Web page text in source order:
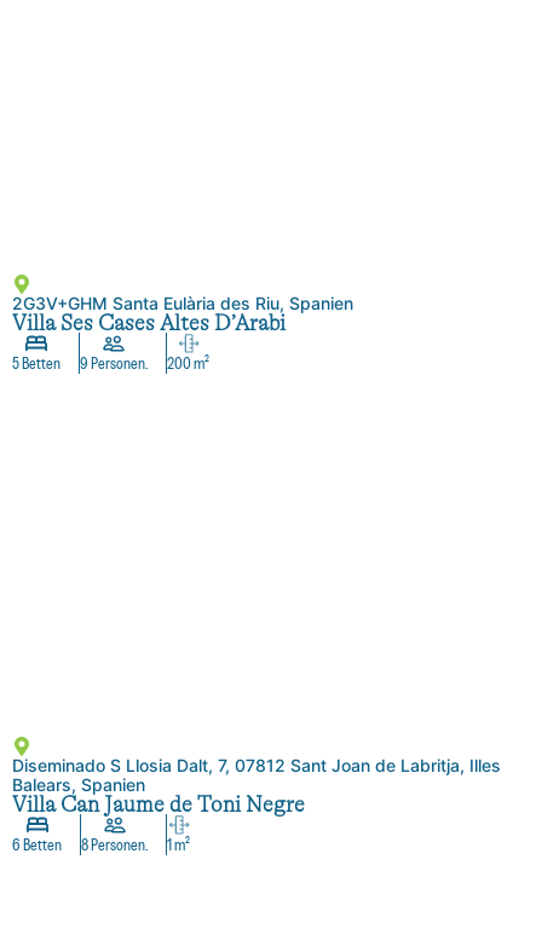
2G3V+GHM Santa Eulària des Riu, Spanien
Villa Ses Cases Altes D’Arabi
5 Betten 9 Personen. 200 m²
Diseminado S Llosia Dalt, 7, 07812 Sant Joan de Labritja, Illes
Balears, Spanien
Villa Can Jaume de Toni Negre
6 Betten 8 Personen. 1 m²